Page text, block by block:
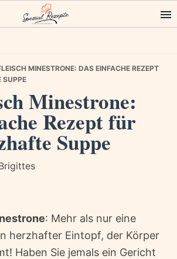
MINESTRONE: DAS EINFACHE REZEPT
SUPPE
Minestrone:
Rezept für
Suppe
: Mehr als nur eine
herzhafter Eintopf, der Körper
Haben Sie jemals ein Gericht